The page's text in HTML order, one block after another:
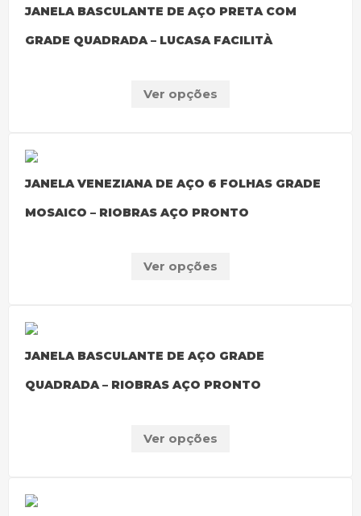
JANELA BASCULANTE DE AÇO PRETA COM
GRADE QUADRADA – LUCASA FACILITÀ
Ver opções
JANELA VENEZIANA DE AÇO 6 FOLHAS GRADE
MOSAICO – RIOBRAS AÇO PRONTO
Ver opções
JANELA BASCULANTE DE AÇO GRADE
QUADRADA – RIOBRAS AÇO PRONTO
Ver opções